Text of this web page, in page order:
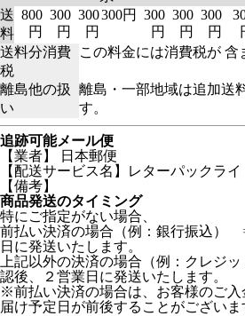
送
料
800
円
300
円
300
円
300円
300
円
300
円
300
円
送料分消費
税
この料金には消費税が 含
離島他の扱
い
離島・一部地域は追加送
す。
追跡可能メール便
【業者】 日本郵便
【配送サービス名】レターパックライ
【備考】
商品発送のタイミング
特にご指定がない場合、
前払い決済の場合（例：銀行振込）
日に発送いたします。
上記以外の決済の場合（例：クレ
認後、２営業日に発送いたします。
※前払い決済の場合は、お客様のご
届け予定日が前後することがございま